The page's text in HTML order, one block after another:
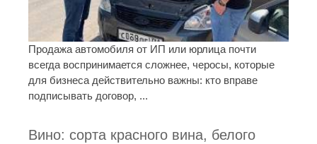
Продажа автомобиля от ИП или юрлица почти
всегда воспринимается сложнее, черосы, которые
для бизнеса действительно важны: кто вправе
подписывать договор, ...
Вино: сорта красного вина, белого